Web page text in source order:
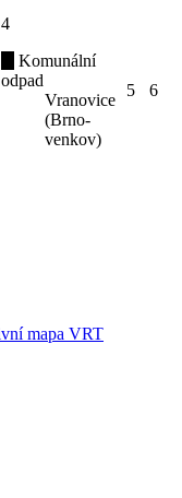
4
Komunální
odpad
Vranovice
(Brno-
venkov)
5 6